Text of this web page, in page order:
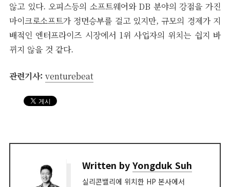
않고 있다. 오피스등의 소프트웨어와 DB 분야의 강점을 가진
마이크로소프트가 정면승부를 걸고 있지만, 규모의 경제가 지
배적인 엔터프라이즈 시장에서 1위 사업자의 위치는 쉽지 바
뀌지 않을 것 같다.
관련기사: venturebeat
Written byYongduk Suh
실리콘밸리에 위치한 HP 본사에서